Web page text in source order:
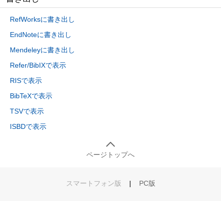
RefWorksに書き出し
EndNoteに書き出し
Mendeleyに書き出し
Refer/BibIXで表示
RISで表示
BibTeXで表示
TSVで表示
ISBDで表示
ページトップへ
スマートフォン版 | PC版